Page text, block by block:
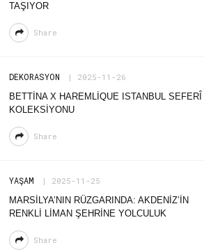
TAŞIYOR
Share
DEKORASYON
2025-11-26
BETTINA X HAREMLIQUE ISTANBUL SEFERÎ
KOLEKSİYONU
Share
YAŞAM
2025-11-25
MARSILYA’NIN RÜZGARINDA: AKDENIZ’IN
RENKLI LIMAN ŞEHRINE YOLCULUK
Share